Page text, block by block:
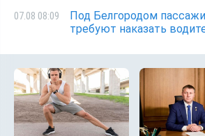
07.08 08:09
Под Белгородом
требуют наказать